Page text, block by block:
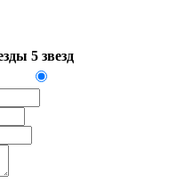
5 звезд